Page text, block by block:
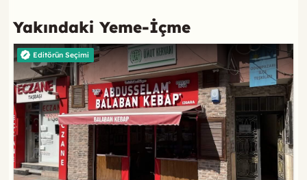
Yakındaki Yeme-İçme
Editörün Seçimi